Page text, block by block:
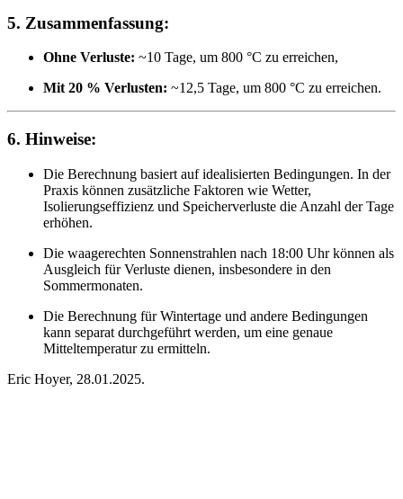
5. Zusammenfassung:
Ohne Verluste: ~10 Tage, um 800 °C zu erreichen,
Mit 20 % Verlusten: ~12,5 Tage, um 800 °C zu erreichen.
6. Hinweise:
Die Berechnung basiert auf idealisierten Bedingungen. In der
Praxis können zusätzliche Faktoren wie Wetter,
Isolierungseffizienz und Speicherverluste die Anzahl der Tage
erhöhen.
Die waagerechten Sonnenstrahlen nach 18:00 Uhr können als
Ausgleich für Verluste dienen, insbesondere in den
Sommermonaten.
Die Berechnung für Wintertage und andere Bedingungen
kann separat durchgeführt werden, um eine genaue
Mitteltemperatur zu ermitteln.
Eric Hoyer, 28.01.2025.